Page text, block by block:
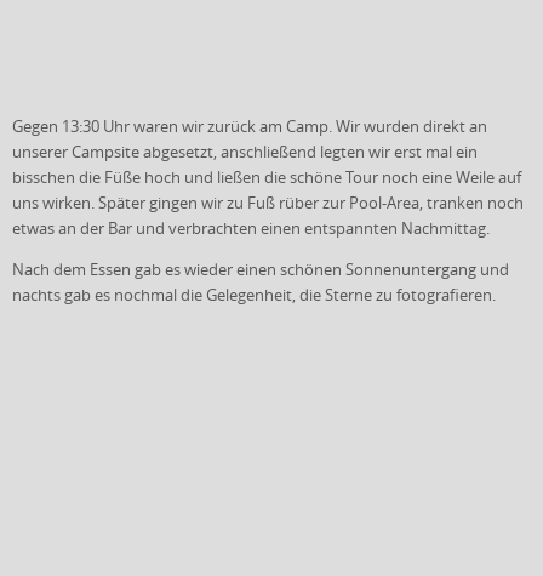
Gegen 13:30 Uhr waren wir zurück am Camp. Wir wurden direkt an
unserer Campsite abgesetzt, anschließend legten wir erst mal ein
bisschen die Füße hoch und ließen die schöne Tour noch eine Weile auf
uns wirken. Später gingen wir zu Fuß rüber zur Pool-Area, tranken noch
etwas an der Bar und verbrachten einen entspannten Nachmittag.
Nach dem Essen gab es wieder einen schönen Sonnenuntergang und
nachts gab es nochmal die Gelegenheit, die Sterne zu fotografieren.